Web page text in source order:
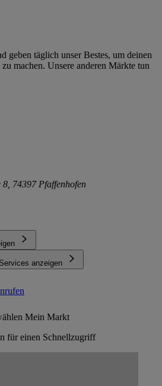
geben täglich unser Bestes, um deinen
machen. Unsere anderen Märkte tun
74397 Pfaffenhofen
Services anzeigen
Mein Markt
für einen Schnellzugriff